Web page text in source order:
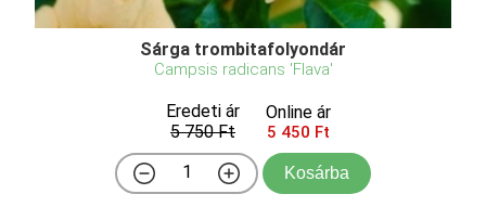
Sárga trombitafolyondár
Campsis radicans 'Flava'
Eredeti ár
5 750 Ft
Online ár
5 450 Ft
Kosárba